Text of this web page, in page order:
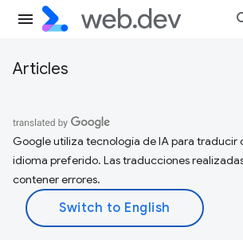
Articles
Google utiliza tecnología de IA para traducir
idioma preferido. Las traducciones
contener errores.